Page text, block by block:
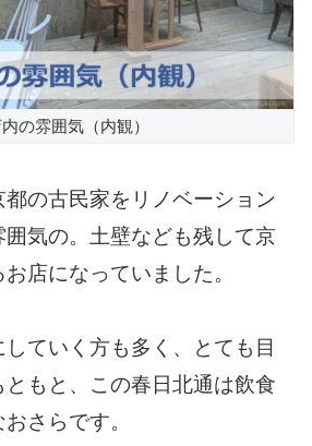
内の雰囲気（内観）
都の古民家をリノベーション
囲気の。土壁なども残して京
店になっていました。
ていく方も多く、とても目
もと、この春日北通は飲食
さらです。